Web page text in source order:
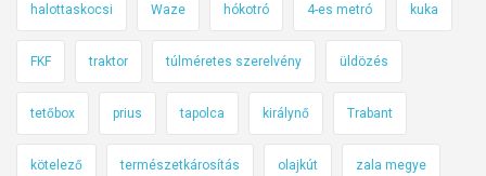
h
u
z
a
m
halottaskocsi Waze hókotró 4-es metró kuka
FKF traktor túlméretes szerelvény üldözés
tetőbox prius tapolca királynő Trabant
kötelező természetkárosítás olajkút zala megye